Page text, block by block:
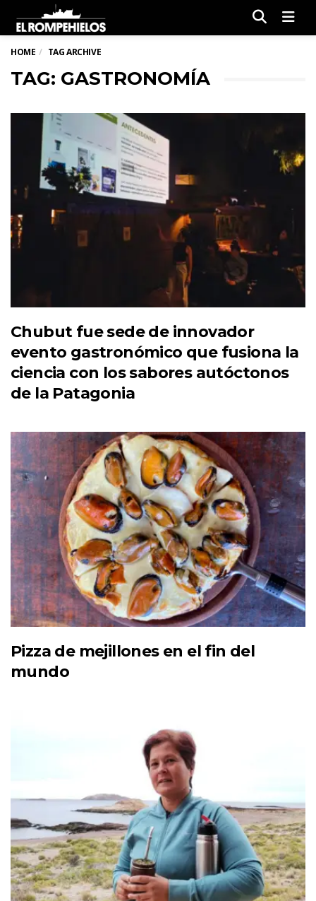
HOME TAG ARCHIVE
TAG: GASTRONOMÍA
Chubut fue sede de innovador
evento gastronómico que fusiona la
ciencia con los sabores autóctonos
de la Patagonia
Pizza de mejillones en el fin del
mundo